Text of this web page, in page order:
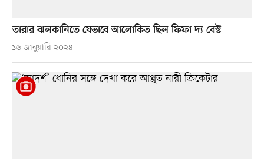
তারার ঝলকানিতে যেভাবে আলোকিত ছিল ফিফা দ্য বেস্ট
১৬ জানুয়ারি ২০২৪